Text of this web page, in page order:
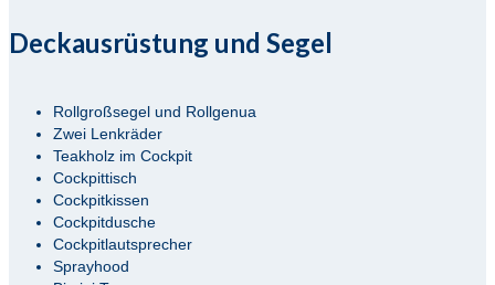
Deckausrüstung und Segel
Rollgroßsegel und Rollgenua
Zwei Lenkräder
Teakholz im Cockpit
Cockpittisch
Cockpitkissen
Cockpitdusche
Cockpitlautsprecher
Sprayhood